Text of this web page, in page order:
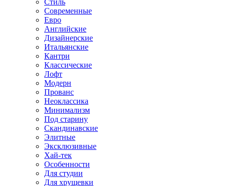
Стиль
Современные
Евро
Английские
Дизайнерские
Итальянские
Кантри
Классические
Лофт
Модерн
Прованс
Неоклассика
Минимализм
Под старину
Скандинавские
Элитные
Эксклюзивные
Хай-тек
Особенности
Для студии
Для хрущевки